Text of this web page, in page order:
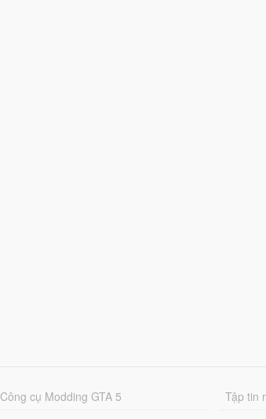
Công cụ Modding GTA 5
Tập tin